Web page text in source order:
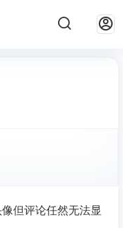
但评论任然无法显